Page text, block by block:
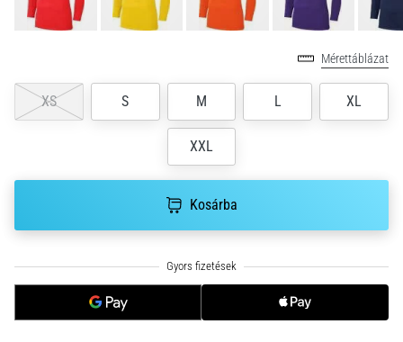
talpi
bőnye
2026.08.05.
Hogyan
futóteljesítményt?
Azt
Mérettáblázat
XS S M L XL
XXL
Kosárba